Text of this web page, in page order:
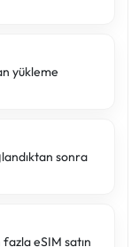
yükleme
sonra
eSIM satın